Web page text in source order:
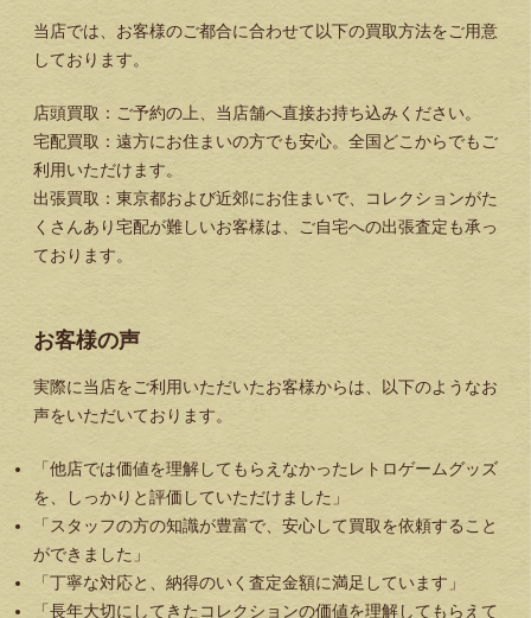
当店では、お客様のご都合に合わせて以下の買取方法をご用意
しております。
店頭買取：ご予約の上、当店舗へ直接お持ち込みください。
宅配買取：遠方にお住まいの方でも安心。全国どこからでもご
利用いただけます。
出張買取：東京都および近郊にお住まいで、コレクションがた
くさんあり宅配が難しいお客様は、ご自宅への出張査定も承っ
ております。
お客様の声
実際に当店をご利用いただいたお客様からは、以下のようなお
声をいただいております。
「他店では価値を理解してもらえなかったレトロゲームグッズ
を、しっかりと評価していただけました」
「スタッフの方の知識が豊富で、安心して買取を依頼すること
ができました」
「丁寧な対応と、納得のいく査定金額に満足しています」
「長年大切にしてきたコレクションの価値を理解してもらえて